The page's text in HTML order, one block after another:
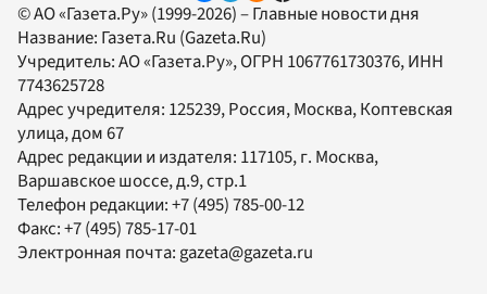
© АО «Газета.Ру» (1999-2026) – Главные новости дня
Название: Газета.Ru (Gazeta.Ru)
Учредитель:АО «Газета.Ру», ОГРН 1067761730376, ИНН
7743625728
Адрес учредителя: 125239, Россия, Москва, Коптевская
улица, дом 67
Адрес редакции и издателя: 117105, г. Москва,
Варшавское шоссе, д.9, стр.1
Телефон редакции:+7 (495) 785-00-12
Факс:+7 (495) 785-17-01
Электронная почта:gazeta@gazeta.ru